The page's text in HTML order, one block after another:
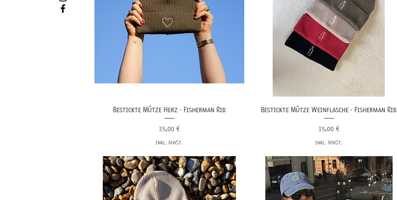
Bestickte Mütze Herz - Fisherman Rib
Preis
35,00 €
inkl. MwSt.
Bestickte Mütze Weinflasche - Fisherman Rib
Preis
35,00 €
inkl. MwSt.